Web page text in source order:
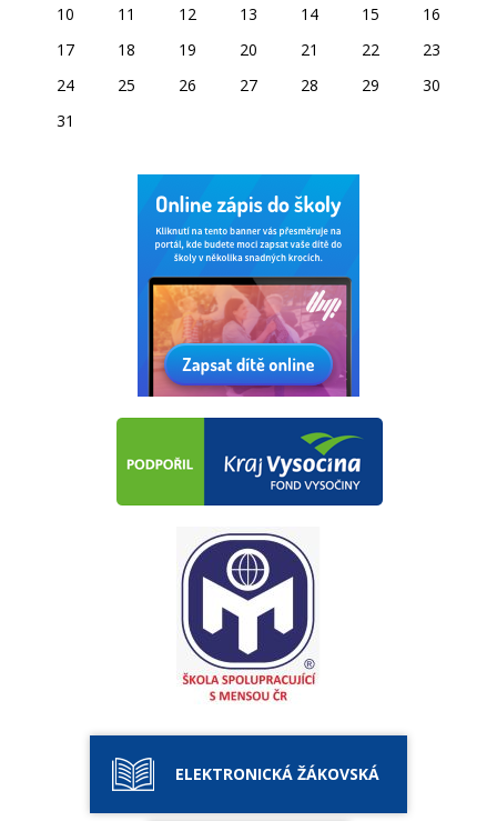
10
11 12 13 14 15
16
17
18 19 20 21 22
23
24
25 26 27 28 29
30
31
ELEKTRONICKÁ ŽÁKOVSKÁ